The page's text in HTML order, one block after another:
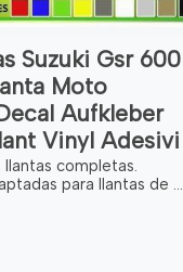
Suzuki Gsr 600
Moto
Aufkleber
Vinyl Adesivi
completas.
para llantas de ...